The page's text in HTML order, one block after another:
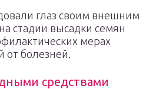
глаз своим внешним
стадии высадки семян
мерах
от болезней.
средствами